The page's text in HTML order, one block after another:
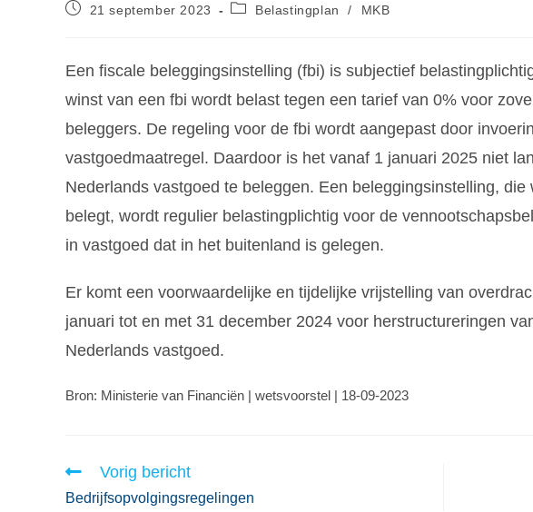
21 september 2023 Belastingplan / MKB
Een fiscale beleggingsinstelling (fbi) is subjectief
winst van een fbi wordt belast tegen een tarief van 0% voor
beleggers. De regeling voor de fbi wordt aangepast door
vastgoedmaatregel. Daardoor is het vanaf 1 januari 2025 niet
Nederlands vastgoed te beleggen. Een beleggingsinstelling,
belegt, wordt regulier belastingplichtig voor de
in vastgoed dat in het buitenland is gelegen.
Er komt een voorwaardelijke en tijdelijke vrijstelling van
januari tot en met 31 december 2024 voor herstructureringen
Nederlands vastgoed.
Bron: Ministerie van Financiën | wetsvoorstel | 18-09-2023
Vorig bericht
Bedrijfsopvolgingsregelingen